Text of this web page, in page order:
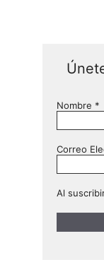
Nombre *
Correo
Al